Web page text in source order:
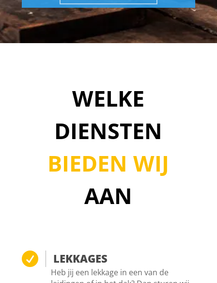
WELKE
DIENSTEN
BIEDEN WIJ
AAN
 LEKKAGES
Heb jij een lekkage in een van de